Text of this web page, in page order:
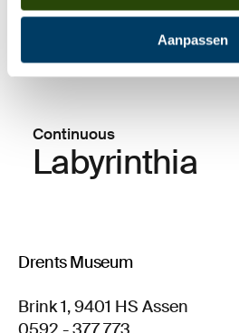
Aanpassen
Continuous
Labyrinthia
Drents Museum
Brink 1, 9401 HS Assen